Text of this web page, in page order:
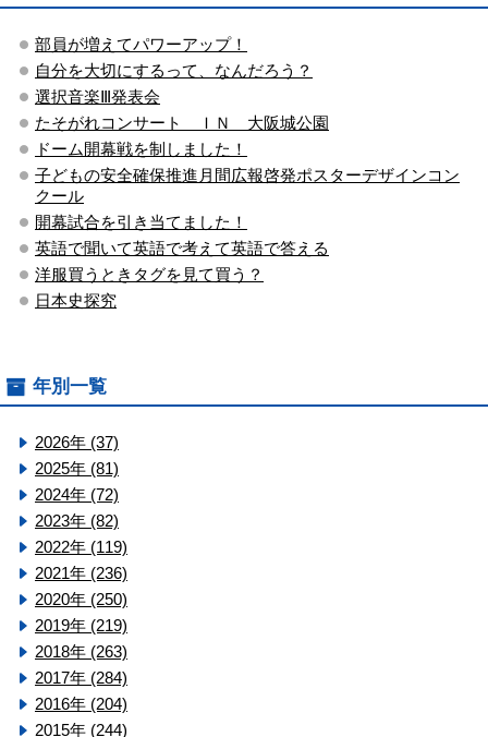
部員が増えてパワーアップ！
自分を大切にするって、なんだろう？
選択音楽Ⅲ発表会
たそがれコンサート ＩＮ 大阪城公園
ドーム開幕戦を制しました！
子どもの安全確保推進月間広報啓発ポスターデザインコン
クール
開幕試合を引き当てました！
英語で聞いて英語で考えて英語で答える
洋服買うときタグを見て買う？
日本史探究
年別一覧
2026年 (37)
2025年 (81)
2024年 (72)
2023年 (82)
2022年 (119)
2021年 (236)
2020年 (250)
2019年 (219)
2018年 (263)
2017年 (284)
2016年 (204)
2015年 (244)